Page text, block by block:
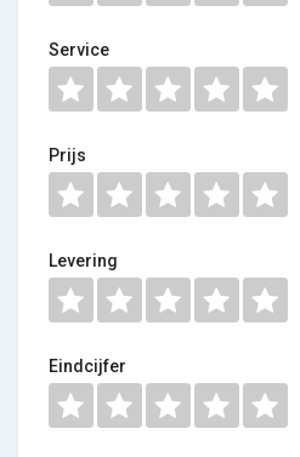
Service
Prijs
Levering
Eindcijfer